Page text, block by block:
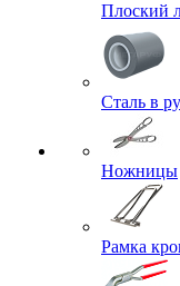
Плоский
Сталь в
Ножницы
Рамка